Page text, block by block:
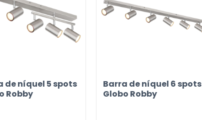
de níquel 5 spots
Robby
Barra de níquel 6 spots
Globo Robby